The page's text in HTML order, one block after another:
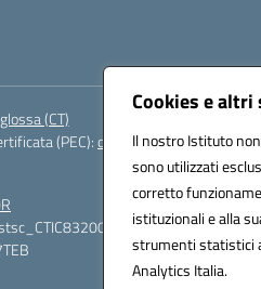
Cookies e
Il nostro Istituto
sono utilizzati
corretto
istituzionali e alla
strumenti statistici
Analytics Italia.
(CT)
(PEC):